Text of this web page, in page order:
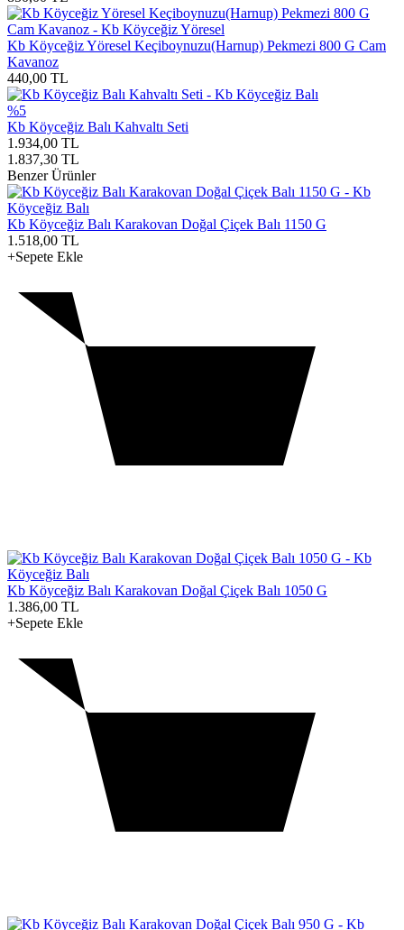
Kb Köyceğiz Yöresel Keçiboynuzu(Harnup) Pekmezi 800 G Cam
Kavanoz
440,00 TL
%5
Kb Köyceğiz Balı Kahvaltı Seti
1.934,00 TL
1.837,30 TL
Benzer Ürünler
Kb Köyceğiz Balı Karakovan Doğal Çiçek Balı 1150 G
1.518,00 TL
+Sepete Ekle
Kb Köyceğiz Balı Karakovan Doğal Çiçek Balı 1050 G
1.386,00 TL
+Sepete Ekle